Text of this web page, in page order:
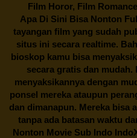
Film Horor, Film
Apa Di Sini Bisa Nonton
tayangan film yang sudah
situs ini secara realtime.
bioskop kamu bisa
secara gratis dan mudah.
menyaksikannya dengan
ponsel mereka ataupun
dan dimanapun. Mereka bisa
tanpa ada batasan waktu
Nonton Movie Sub Indo